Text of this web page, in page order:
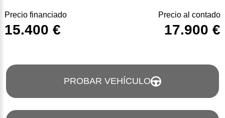
Precio financiado
15.400 €
Precio al contado
17.900 €
PROBAR VEHÍCULO